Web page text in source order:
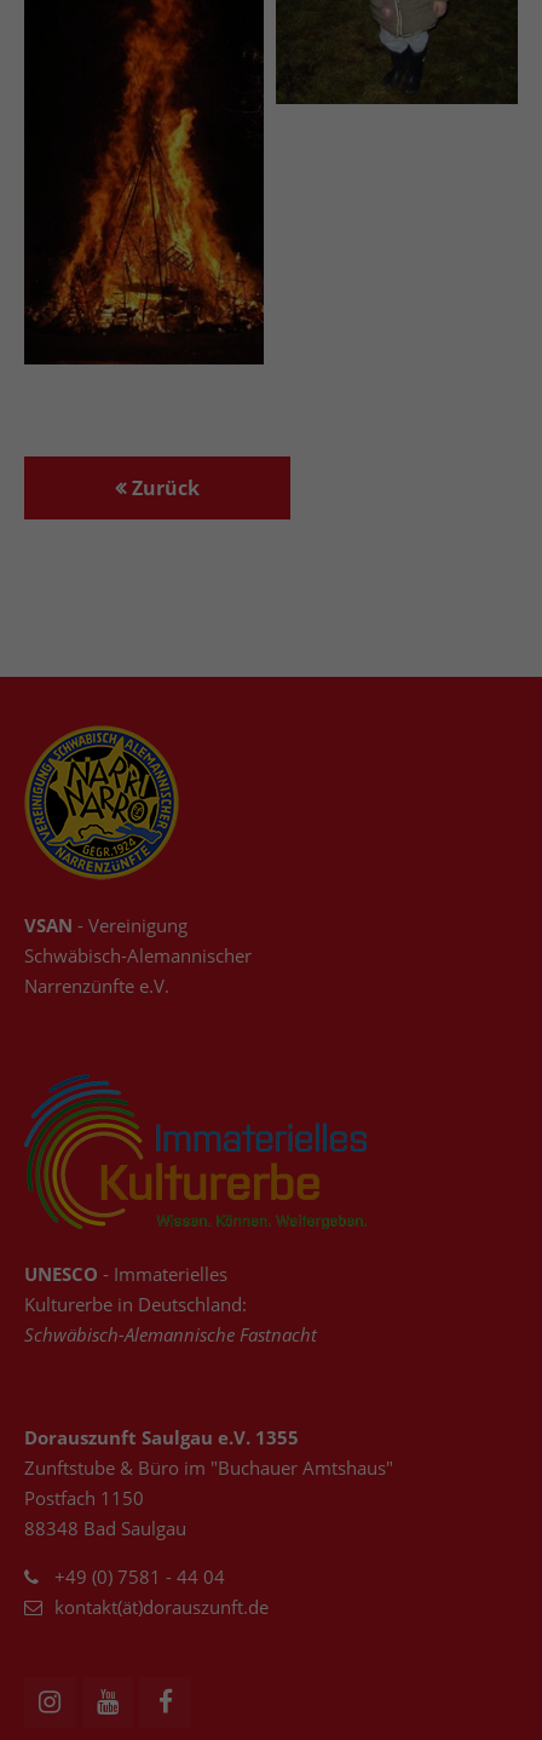
Zurück
VSAN - Vereinigung
Schwäbisch-Alemannischer
Narrenzünfte e.V.
UNESCO - Immaterielles
Kulturerbe in Deutschland:
Schwäbisch-Alemannische Fastnacht
Dorauszunft Saulgau e.V. 1355
Zunftstube & Büro im "Buchauer Amtshaus"
Postfach 1150
88348 Bad Saulgau
+49 (0) 7581 - 44 04
kontakt(ät)dorauszunft.de